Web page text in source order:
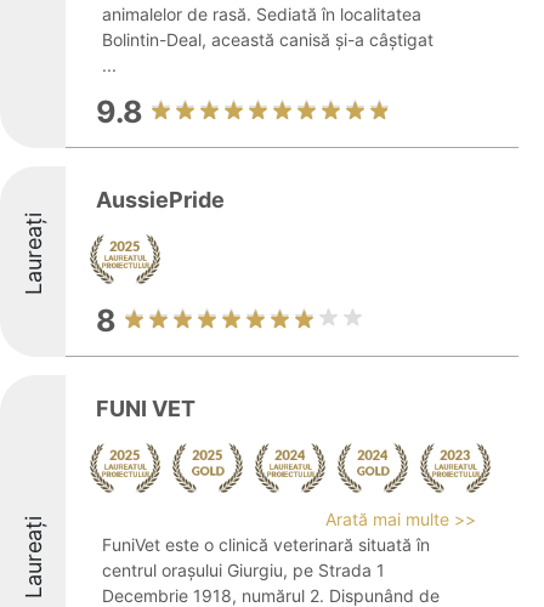
animalelor de rasă. Sediată în localitatea
Bolintin-Deal, această canisă și-a câștigat
...
9.8
Laureați
AussiePride
8
Laureați
FUNI VET
Arată mai multe >>
FuniVet este o clinică veterinară situată în
centrul orașului Giurgiu, pe Strada 1
Decembrie 1918, numărul 2. Dispunând de